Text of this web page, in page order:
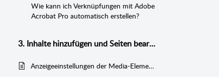
Wie kann ich Verknüpfungen mit Adobe
Acrobat Pro automatisch erstellen?
3. Inhalte hinzufügen und Seiten bearbeiten
Anzeigeeinstellungen der Media-Elemente